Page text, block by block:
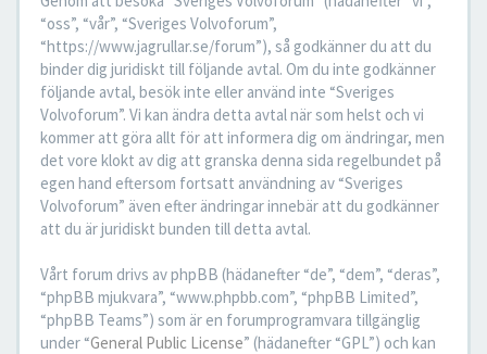
“oss”, “vår”, “Sveriges Volvoforum”,
“https://www.jagrullar.se/forum”), så godkänner du att du
binder dig juridiskt till följande avtal. Om du inte godkänner
följande avtal, besök inte eller använd inte “Sveriges
Volvoforum”. Vi kan ändra detta avtal när som helst och vi
kommer att göra allt för att informera dig om ändringar, men
det vore klokt av dig att granska denna sida regelbundet på
egen hand eftersom fortsatt användning av “Sveriges
Volvoforum” även efter ändringar innebär att du godkänner
att du är juridiskt bunden till detta avtal.
Vårt forum drivs av phpBB (hädanefter “de”, “dem”, “deras”,
“phpBB mjukvara”, “www.phpbb.com”, “phpBB Limited”,
“phpBB Teams”) som är en forumprogramvara tillgänglig
under “General Public License” (hädanefter “GPL”) och kan